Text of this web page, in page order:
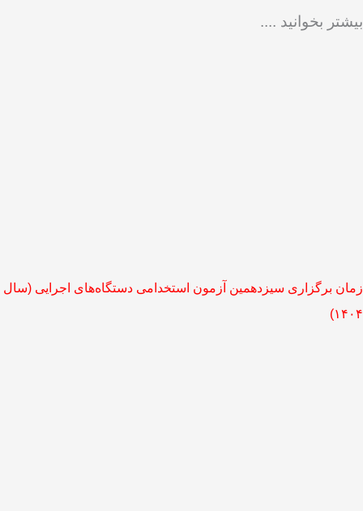
بیشتر بخوانید ....
زمان برگزاری سیزدهمین آزمون استخدامی دستگاه‌های اجرایی (سال
۱۴۰۴)